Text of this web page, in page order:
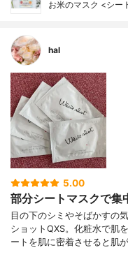
お米のマスク <シー
hal
5.00
部分シートマスクで集
目の下のシミやそばかすの
ショットQXS。化粧水で肌
ートを肌に密着させると肌